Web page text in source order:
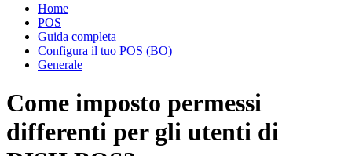
Home
POS
Guida completa
Configura il tuo POS (BO)
Generale
Come imposto permessi
differenti per gli utenti di